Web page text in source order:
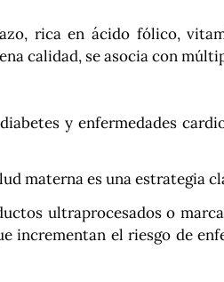
rica en ácido fólico,
calidad, se asocia con
y enfermedades
materna es una estrategia
ultraprocesados o
incrementan el riesgo de